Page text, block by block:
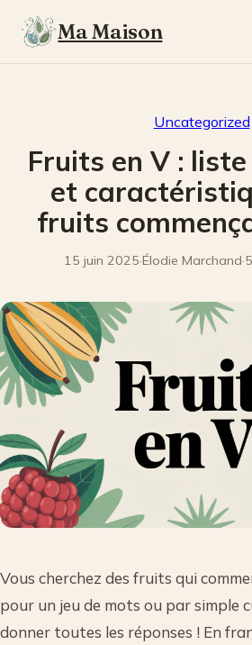
Ma Maison
Uncategorized
Fruits en V :
et
fruits
15 juin 2025·Élodie Marchand·
Vous cherchez des fruits qui
pour un jeu de mots ou par simple
donner toutes les réponses ! En